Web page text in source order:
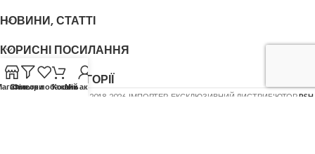
НОВИНИ, СТАТТІ
КОРИСНІ ПОСИЛАННЯ
ОСНОВНІ КАТЕГОРІЇ
2018-2026. ІМПОРТЕР, ЕКСКЛЮЗИВНИЙ ДИСТРИБ'ЮТОРPSH
Фільтри
Список побажань
КошикМій акаунт